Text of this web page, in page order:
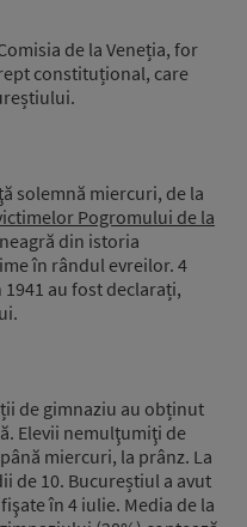
de la Veneția, for
constituțional, care
solemnă miercuri, de la
Pogromului de la
din istoria
în rândul evreilor. 4
au fost declarați,
de gimnaziu au obținut
Elevii nemulţumiţi de
miercuri, la prânz. La
de 10. Bucureștiul a avut
în 4 iulie. Media de la